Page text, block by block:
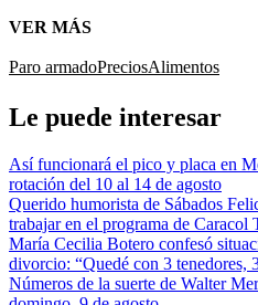
VER MÁS
Paro armadoPreciosAlimentos
Le puede interesar
Así funcionará el pico y placa en
rotación del 10 al 14 de agosto
Querido humorista de Sábados
trabajar en el programa de Caracol
María Cecilia Botero confesó
divorcio: “Quedé con 3 tenedores,
Números de la suerte de Walter